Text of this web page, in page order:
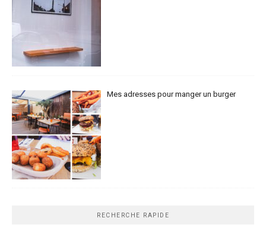
Mes adresses pour manger un burger
RECHERCHE RAPIDE